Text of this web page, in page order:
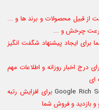
از قبیل محصولات و برند ها و ...
چرخش و ...
ایجاد پیشنهاد شگفت انگیز
درج اخبار روزانه و اطلاعات مهم
ای
Google Richبرای افزایش رتبه
بازدید و فروش شما